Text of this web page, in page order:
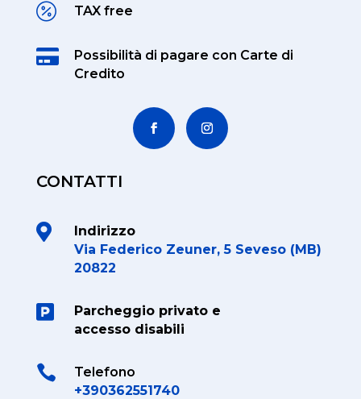
 TAX free
 Possibilità di pagare con Carte di
Credito
CONTATTI

Indirizzo
Via Federico Zeuner, 5 Seveso (MB)
20822

Parcheggio privato e
accesso disabili

Telefono
+390362551740